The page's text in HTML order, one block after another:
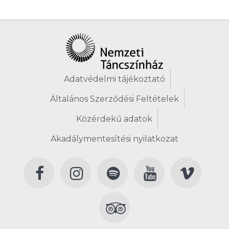
Adatvédelmi tájékoztató
Általános Szerződési Feltételek
Közérdekű adatok
Akadálymentesítési nyilatkozat